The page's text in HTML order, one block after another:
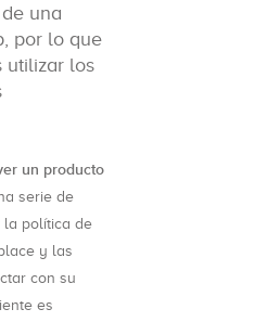
una
por lo que
utilizar los
un producto
serie de
la política de
y las
con su
es